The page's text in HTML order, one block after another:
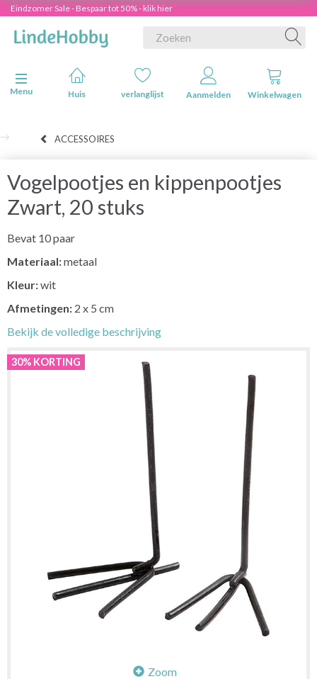
Eindzomer Sale - Bespaar tot 50% - klik hier
Navigatie in-/uitschakelen
Menu
Huis verlanglijst Aanmelden Winkelwagen
ACCESSOIRES
Vogelpootjes en kippenpootjes
Zwart, 20 stuks
Bevat 10 paar
Materiaal:metaal
Kleur:wit
Afmetingen: 2 x 5 cm
Bekijk de volledige beschrijving
30% KORTING
Zoom